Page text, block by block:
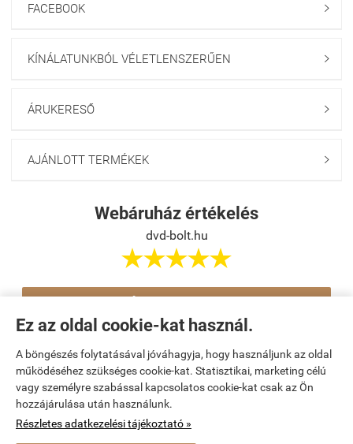
Ez az oldal cookie-kat használ.
A böngészés folytatásával jóváhagyja, hogy használjunk az oldal
működéséhez szükséges cookie-kat. Statisztikai, marketing célú
vagy személyre szabással kapcsolatos cookie-kat csak az Ön
hozzájárulása után használunk.
Részletes adatkezelési tájékoztató »
FACEBOOK 
KÍNÁLATUNKBÓL VÉLETLENSZERŰEN 
ÁRUKERESŐ 
AJÁNLOTT TERMÉKEK 
Webáruház értékelés
dvd-bolt.hu

Navigáció
Saját fiók